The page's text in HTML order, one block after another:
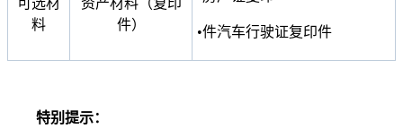
料
件）
•件汽车行驶证复印件
特别提示：